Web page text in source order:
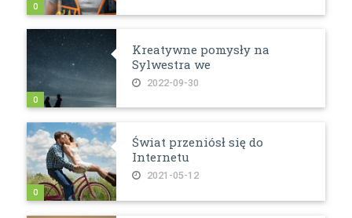
0
Kreatywne pomysły na
Sylwestra we
2022-09-30
0
Świat przeniósł się do
Internetu
2021-05-12
0